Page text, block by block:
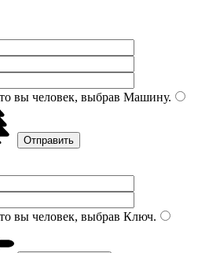
вы человек, выбрав Машину.
вы человек, выбрав Ключ.